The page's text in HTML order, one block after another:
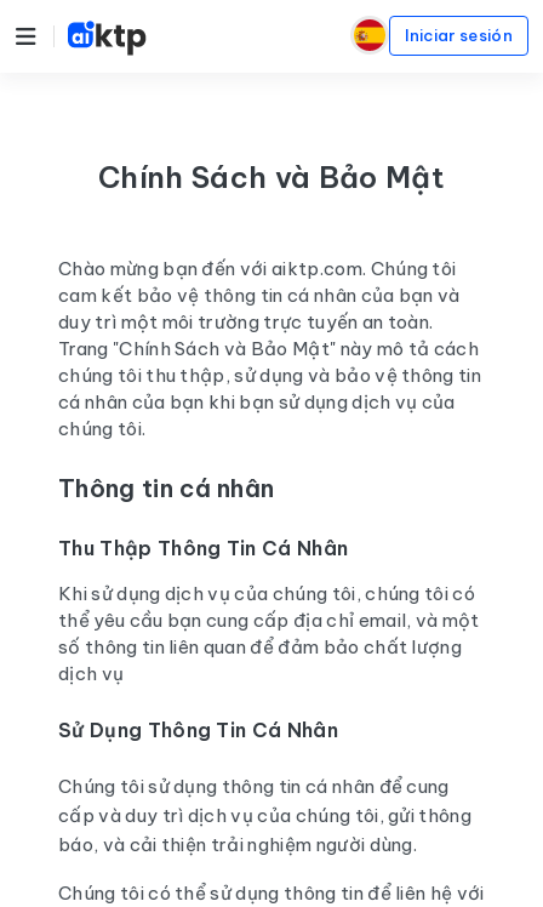
Iniciar sesión
Chính Sách và Bảo Mật
Chào mừng bạn đến với aiktp.com. Chúng tôi
cam kết bảo vệ thông tin cá nhân của bạn và
duy trì một môi trường trực tuyến an toàn.
Trang "Chính Sách và Bảo Mật" này mô tả cách
chúng tôi thu thập, sử dụng và bảo vệ thông tin
cá nhân của bạn khi bạn sử dụng dịch vụ của
chúng tôi.
Thông tin cá nhân
Thu Thập Thông Tin Cá Nhân
Khi sử dụng dịch vụ của chúng tôi, chúng tôi có
thể yêu cầu bạn cung cấp địa chỉ email, và một
số thông tin liên quan để đảm bảo chất lượng
dịch vụ
Sử Dụng Thông Tin Cá Nhân
Chúng tôi sử dụng thông tin cá nhân để cung
cấp và duy trì dịch vụ của chúng tôi, gửi thông
báo, và cải thiện trải nghiệm người dùng.
Chúng tôi có thể sử dụng thông tin để liên hệ với